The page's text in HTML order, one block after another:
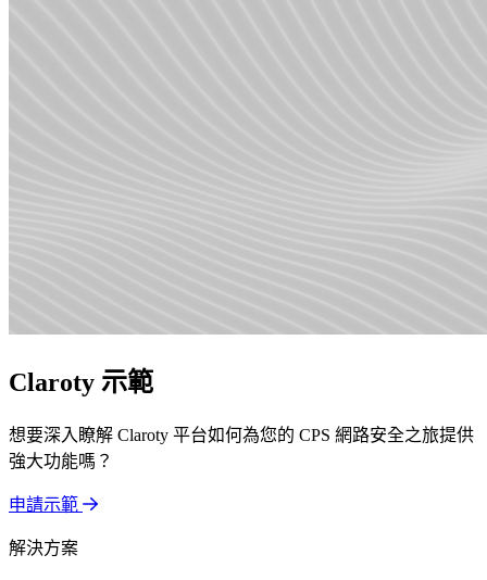
Claroty 示範
想要深入瞭解 Claroty 平台如何為您的 CPS 網路安全之旅提供
強大功能嗎？
申請示範
解決方案